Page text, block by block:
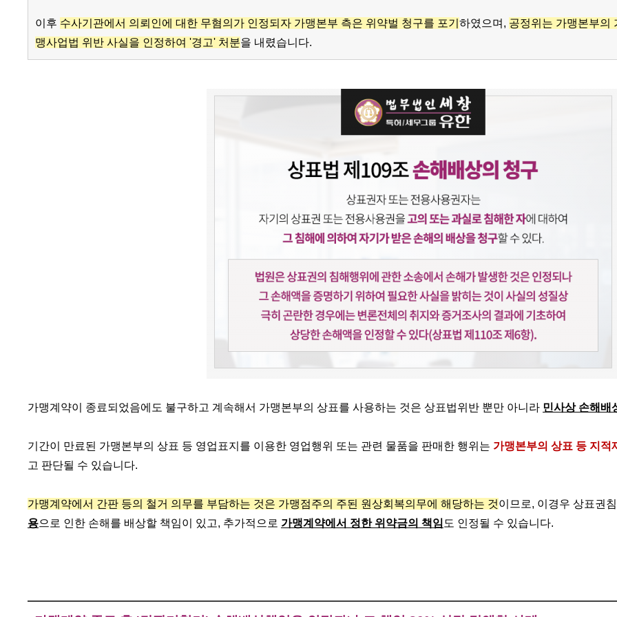
이후 수사기관에서 의뢰인에 대한 무혐의가 인정되자 가맹본부 측은 위약벌 청구를 포기 하였으며, 공정위는 가맹본부의
맹사업법 위반 사실을 인정하여 '경고' 처분을 내렸습니다.
가맹계약이 종료되었음에도 불구하고 계속해서 가맹본부의 상표를 사용하는 것은 상표법위반 뿐만 아니라 민사상 손해배
기간이 만료된 가맹본부의 상표 등 영업표지를 이용한 영업행위 또는 관련 물품을 판매한 행위는 가맹본부의 상표 등 지적
고 판단될 수 있습니다.
가맹계약에서 간판 등의 철거 의무를 부담하는 것은 가맹점주의 주된 원상회복의무에 해당하는 것이므로, 이경우 상표권
용으로 인한 손해를 배상할 책임이 있고, 추가적으로 가맹계약에서 정한 위약금의 책임 도 인정될 수 있습니다.